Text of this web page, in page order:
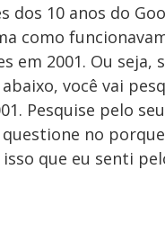
dos 10 anos do
como
em 2001. Ou seja,
você vai
Pesquise pelo
questione no
que eu senti